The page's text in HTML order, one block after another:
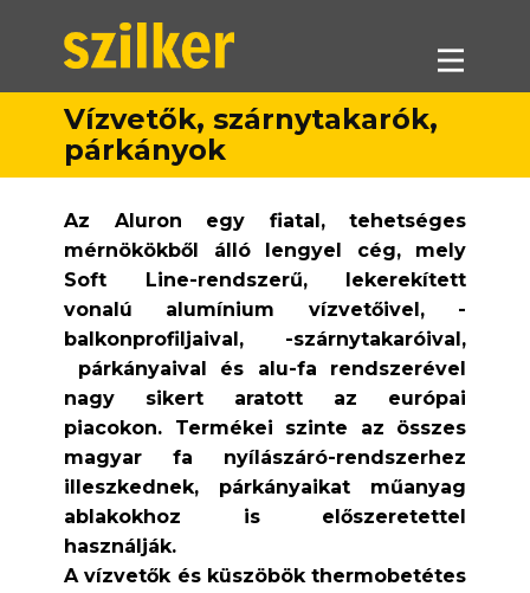
Termékeink
Forgalmazók
Referenciák
Letöltések
Munkatársaink
Kapcsolat
Vízvetők, szárnytakarók,
párkányok
Az Aluron egy fiatal, tehetséges
mérnökökből álló lengyel cég, mely
Soft Line-rendszerű, lekerekített
vonalú alumínium vízvetőivel, -
balkonprofiljaival, -szárnytakaróival,
párkányaival és alu-fa rendszerével
nagy sikert aratott az európai
piacokon. Termékei szinte az összes
magyar fa nyílászáró-rendszerhez
illeszkednek, párkányaikat műanyag
ablakokhoz is előszeretettel
használják.
A vízvetők és küszöbök thermobetétes